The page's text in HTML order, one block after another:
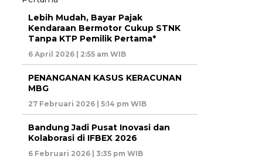
Lebih Mudah, Bayar Pajak
Kendaraan Bermotor Cukup STNK
Tanpa KTP Pemilik Pertama*
6 April 2026 | 2:55 am WIB
PENANGANAN KASUS KERACUNAN
MBG
27 Februari 2026 | 5:14 pm WIB
Bandung Jadi Pusat Inovasi dan
Kolaborasi di IFBEX 2026
6 Februari 2026 | 3:35 pm WIB